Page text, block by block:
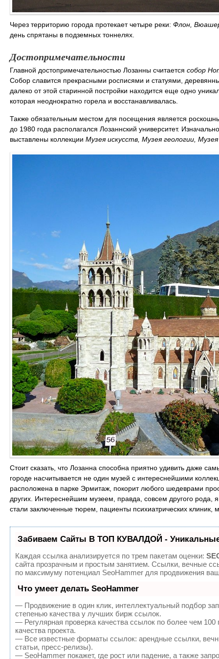
Через территорию города протекает четыре реки: Флон,
день спрятаны в подземных тоннелях.
Достопримечательности
Главной достопримечательностью Лозанны считается собор
Собор славится прекрасными росписями и статуями,
далеко от этой старинной постройки находится еще одно
которая неоднократно горела и восстанавливалась.
Также обязательным местом для посещения является
до 1980 года располагался Лозаннский университет.
выставлены коллекции Музея искусств, Музея геологии,
Стоит сказать, что Лозанна способна приятно удивить даже
городе насчитывается не один музей с интереснейшими
расположена в парке Эрмитаж, покорит любого шедеврами
других. Интереснейшим музеем, правда, совсем другого рода,
стали заключенные тюрем, пациенты психиатрических клиник,
Забиваем Сайты В ТОП КУВАЛДОЙ - Уникальные
Каждая ссылка анализируется по трем пакетам оценки:
сайта прозрачным и простым занятием. Ссылки, вечные
по максимуму потенциал SeoHammer для продвижения
Что умеет делать SeoHammer
— Продвижение в один клик, интеллектуальный подбор
степенью качества у лучших бирж ссылок.
— Регулярная проверка качества ссылок по более чем
качества проекта.
— Все известные форматы ссылок: арендные ссылки,
статьи, пресс-релизы).
— SeoHammer покажет, где рост или падение, а также